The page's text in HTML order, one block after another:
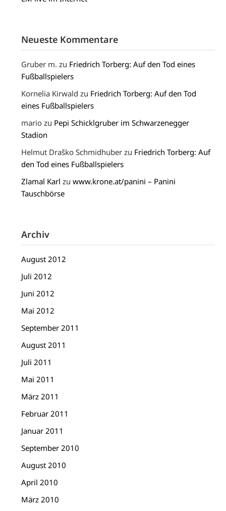
Neueste Kommentare
Gruber m. zu Friedrich Torberg: Auf den Tod eines
Fußballspielers
Kornelia Kirwald zu Friedrich Torberg: Auf den Tod
eines Fußballspielers
mario zu Pepi Schicklgruber im Schwarzenegger
Stadion
Helmut Draško Schmidhuber zu Friedrich Torberg: Auf
den Tod eines Fußballspielers
Zlamal Karl zuwww.krone.at/panini – Panini
Tauschbörse
Archiv
August 2012
Juli 2012
Juni 2012
Mai 2012
September 2011
August 2011
Juli 2011
Mai 2011
März 2011
Februar 2011
Januar 2011
September 2010
August 2010
April 2010
März 2010